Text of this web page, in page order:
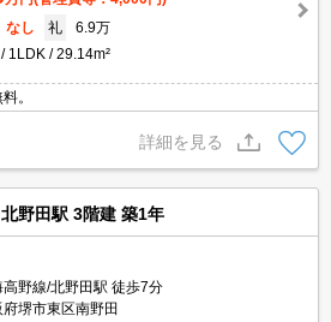
なし 礼
6.9万
1LDK 29.14m²
。
詳細を見る
野田駅 3階建 築1年
高野線/北野田駅 徒歩7分
府堺市東区南野田